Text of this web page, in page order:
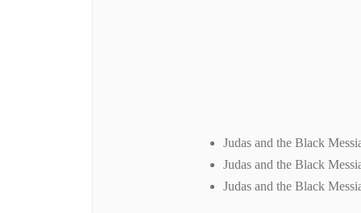
Judas and the Black
Judas and the Black
Judas and the Black